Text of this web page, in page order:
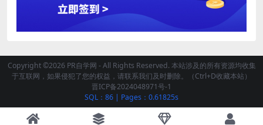
Copyright ©2026 PR自学网 - All Rights Reserved. 本站涉及的所有资源均收集
于互联网，如果侵犯了您的权益，请联系我们及时删除。（Ctrl+D收藏本站）
晋ICP备2024048971号-1
SQL：86 | Pages：0.61825s